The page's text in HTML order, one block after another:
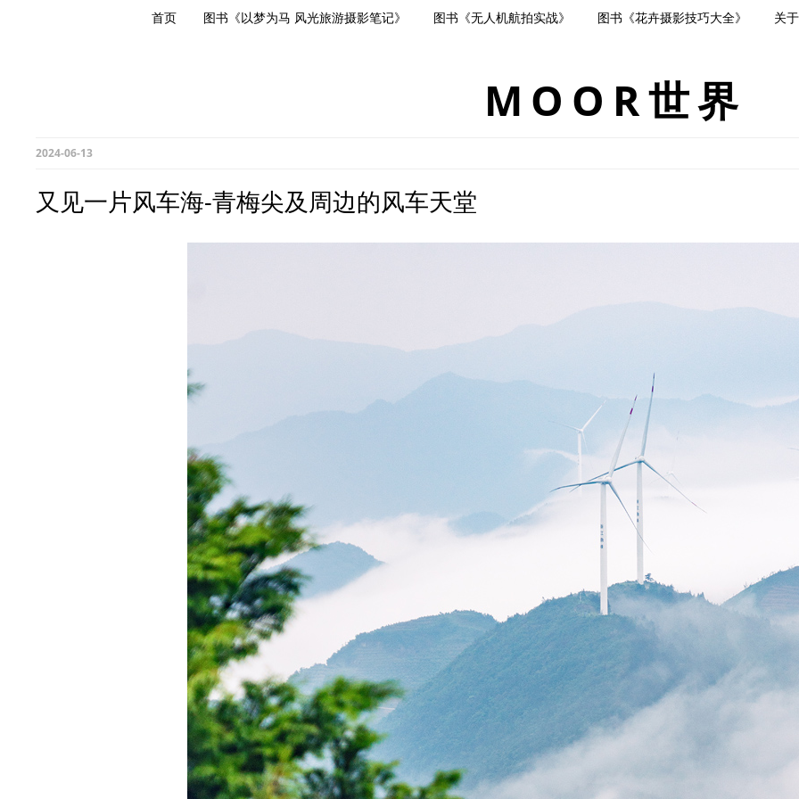
首页 图书《以梦为马 风光旅游摄影笔记》 图书《无人机航拍实战》 图书《花卉摄影技巧大全》 关
MOOR世界
2024-06-13
又见一片风车海-青梅尖及周边的风车天堂